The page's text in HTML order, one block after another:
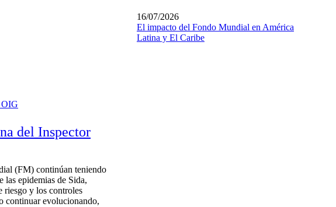
del Inspector
(FM) continúan teniendo
las epidemias de Sida,
riesgo y los controles
continuar evolucionando,
16/07/2026
El impacto del Fondo Mundial en América
Latina y El Caribe